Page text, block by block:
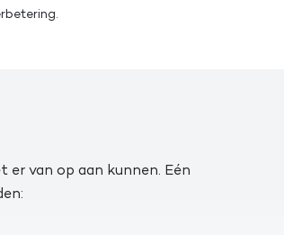
er van op aan kunnen. Eén